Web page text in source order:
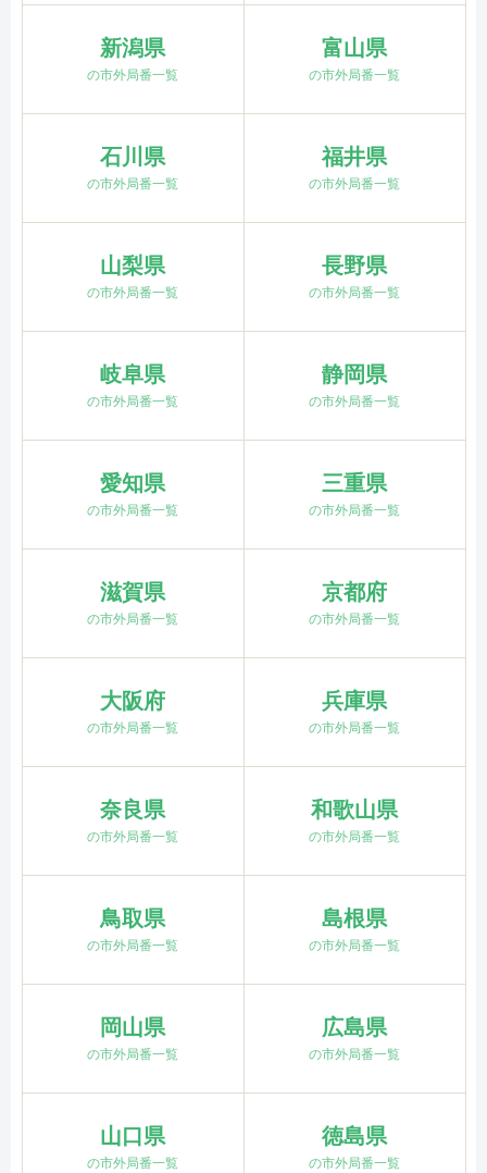
新潟県
の市外局番一覧
富山県
の市外局番一覧
石川県
の市外局番一覧
福井県
の市外局番一覧
山梨県
の市外局番一覧
長野県
の市外局番一覧
岐阜県
の市外局番一覧
静岡県
の市外局番一覧
愛知県
の市外局番一覧
三重県
の市外局番一覧
滋賀県
の市外局番一覧
京都府
の市外局番一覧
大阪府
の市外局番一覧
兵庫県
の市外局番一覧
奈良県
の市外局番一覧
和歌山県
の市外局番一覧
鳥取県
の市外局番一覧
島根県
の市外局番一覧
岡山県
の市外局番一覧
広島県
の市外局番一覧
山口県
の市外局番一覧
徳島県
の市外局番一覧